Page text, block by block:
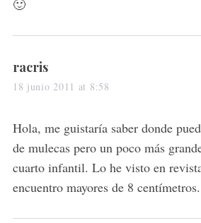
🙂
s
a
s
:
racris
18 junio 2011 at 8:58
Hola, me guistaría saber donde
de mulecas pero un poco más
cuarto infantil. Lo he visto en
encuentro mayores de 8